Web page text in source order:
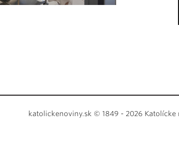
katolickenoviny.sk © 1849 - 2026 Katolícke